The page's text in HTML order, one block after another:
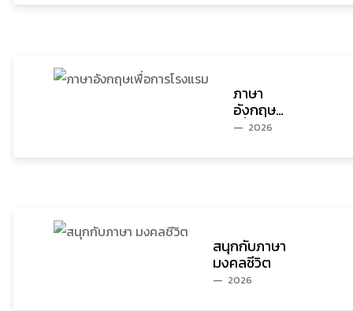
ภาษา
อังกฤษ
เพื่อการ
2026
สนุกกับภาษา
มงคลชีวิต
2026